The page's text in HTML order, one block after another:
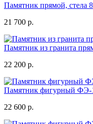
Памятник прямой, стела
21 700 р.
Памятник из гранита
22 200 р.
Памятник фигурный ФЭ-
22 600 р.